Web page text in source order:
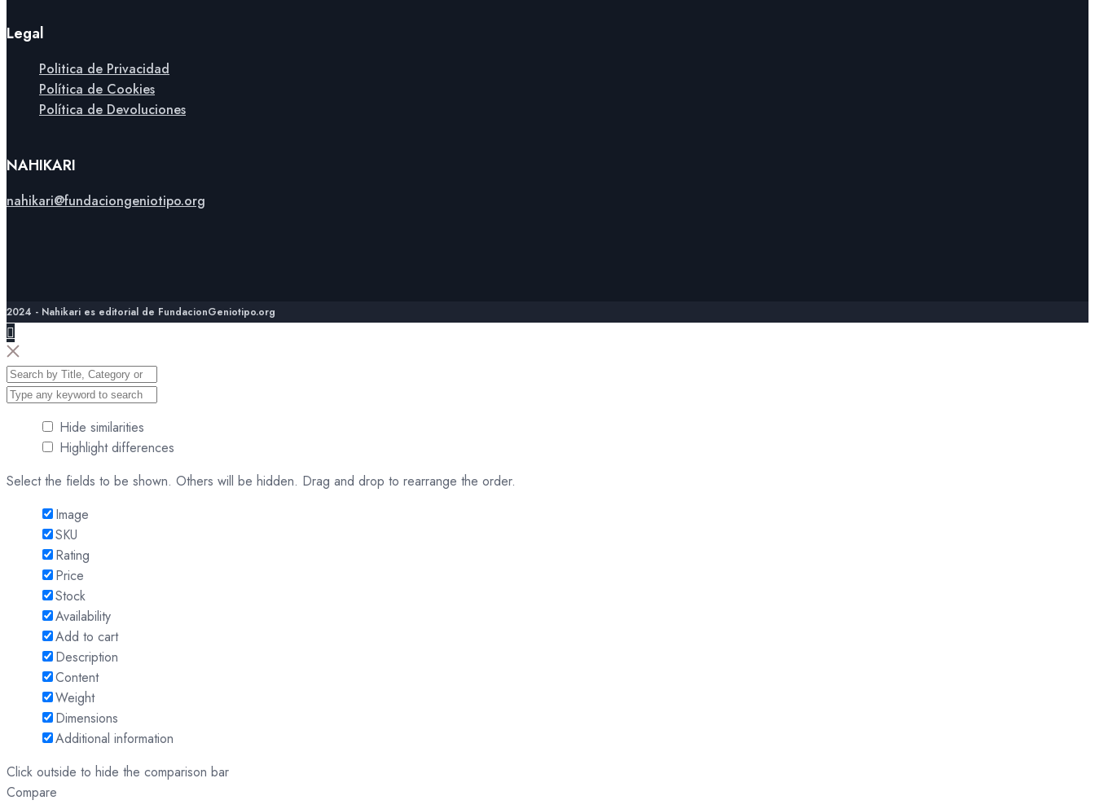
Legal
Politica de Privacidad
Política de Cookies
Política de Devoluciones
NAHIKARI
nahikari@fundaciongeniotipo.org
2024 - Nahikari es editorial de FundacionGeniotipo.org
Hide similarities
Highlight differences
Select the fields to be shown. Others will be hidden. Drag and drop to rearrange the order.
Image
SKU
Rating
Price
Stock
Availability
Add to cart
Description
Content
Weight
Dimensions
Additional information
Click outside to hide the comparison bar
Compare